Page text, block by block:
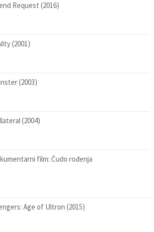
Request (2016)
(2001)
(2003)
(2004)
film: Čudo rođenja
Age of Ultron (2015)